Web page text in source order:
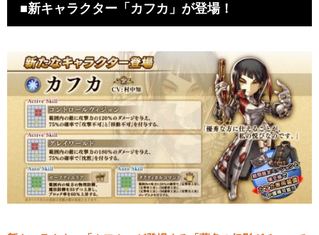
■新キャラクター「カフカ」が登場！